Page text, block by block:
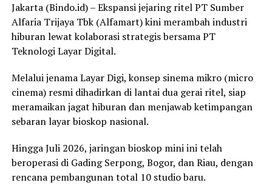
Jakarta (Bindo.id) – Ekspansi jejaring ritel PT Sumber
Alfaria Trijaya Tbk (Alfamart) kini merambah industri
hiburan lewat kolaborasi strategis bersama PT
Teknologi Layar Digital.
Melalui jenama Layar Digi, konsep sinema mikro (micro
cinema) resmi dihadirkan di lantai dua gerai ritel, siap
meramaikan jagat hiburan dan menjawab ketimpangan
sebaran layar bioskop nasional.
Hingga Juli 2026, jaringan bioskop mini ini telah
beroperasi di Gading Serpong, Bogor, dan Riau, dengan
rencana pembangunan total 10 studio baru.